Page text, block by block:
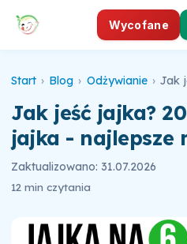
Wycofane
Start › Blog › Odżywianie ›
Jak jeść jajka?
jajka - najlepsze
Zaktualizowano: 31.07.2026
12 min czytania